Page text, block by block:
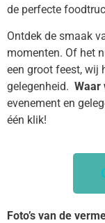
de perfecte
Ontdek de smaak
momenten. Of het
een groot feest, wij
gelegenheid. Waar
evenement en
één klik!
Foto’s van de